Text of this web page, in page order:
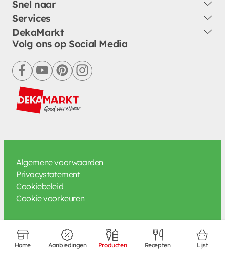
Snel naar
Services
DekaMarkt
Volg ons op Social Media
facebookyoutubepinterestinstagram
Algemene voorwaarden
Privacystatement
Cookiebeleid
Cookie voorkeuren
Home Aanbiedingen Producten Recepten Lijst